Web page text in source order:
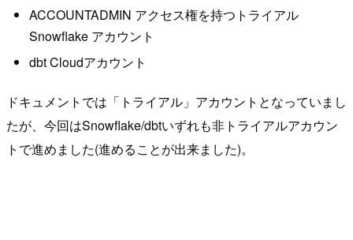
ACCOUNTADMIN アクセス権を持つトライアル
Snowflake アカウント
dbt Cloudアカウント
ドキュメントでは「トライアル」アカウントとなっていまし
たが、今回はSnowflake/dbtいずれも非トライアルアカウン
トで進めました(進めることが出来ました)。